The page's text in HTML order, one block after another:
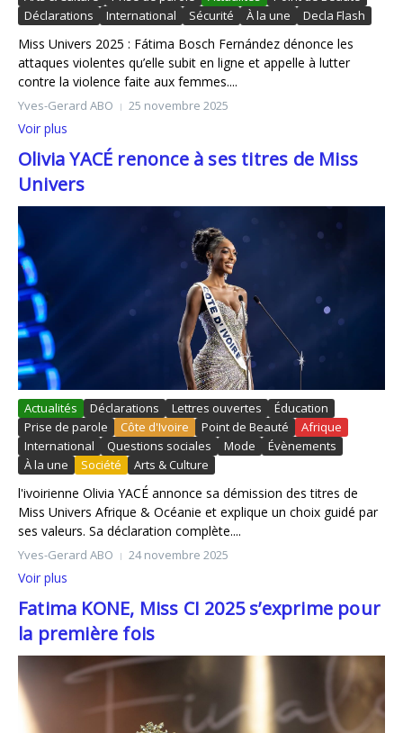
Déclarations
International Sécurité À la une Decla Flash
Miss Univers 2025 : Fátima Bosch Fernández dénonce les
attaques violentes qu’elle subit en ligne et appelle à lutter
contre la violence faite aux femmes....
Yves-Gerard ABO 25 novembre 2025
Voir plus
Olivia YACÉ renonce à ses titres de Miss
Univers
Actualités Déclarations Lettres ouvertes
Éducation
Prise de parole
Côte d'Ivoire Point de Beauté
Afrique
International
Questions sociales Mode
Évènements
À la une
Société Arts & Culture
l'ivoirienne Olivia YACÉ annonce sa démission des titres de
Miss Univers Afrique & Océanie et explique un choix guidé par
ses valeurs. Sa déclaration complète....
Yves-Gerard ABO 24 novembre 2025
Voir plus
Fatima KONE, Miss CI 2025 s’exprime pour
la première fois